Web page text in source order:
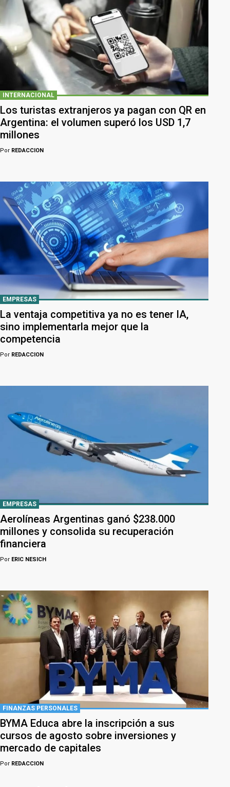
INTERNACIONAL
Los turistas extranjeros ya pagan con QR en
Argentina: el volumen superó los USD 1,7
millones
Por REDACCION
EMPRESAS
La ventaja competitiva ya no es tener IA,
sino implementarla mejor que la
competencia
Por REDACCION
EMPRESAS
Aerolíneas Argentinas ganó $238.000
millones y consolida su recuperación
financiera
Por ERIC NESICH
FINANZAS PERSONALES
BYMA Educa abre la inscripción a sus
cursos de agosto sobre inversiones y
mercado de capitales
Por REDACCION